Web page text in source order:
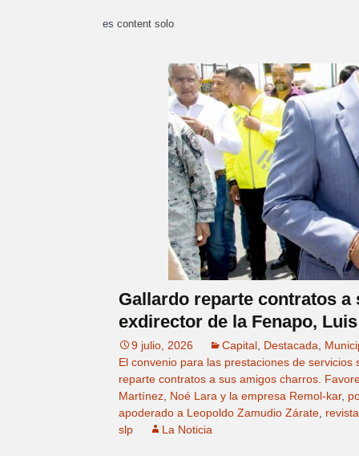
es content solo
Gallardo reparte contratos
exdirector de la Fenapo,
9 julio, 2026 Capital, Destacada,
El convenio para las prestaciones de
reparte contratos a sus amigos charros.
Martínez, Noé Lara y la empresa Remol-kar,
apoderado a Leopoldo Zamudio Zárate, revista
slp
La Noticia